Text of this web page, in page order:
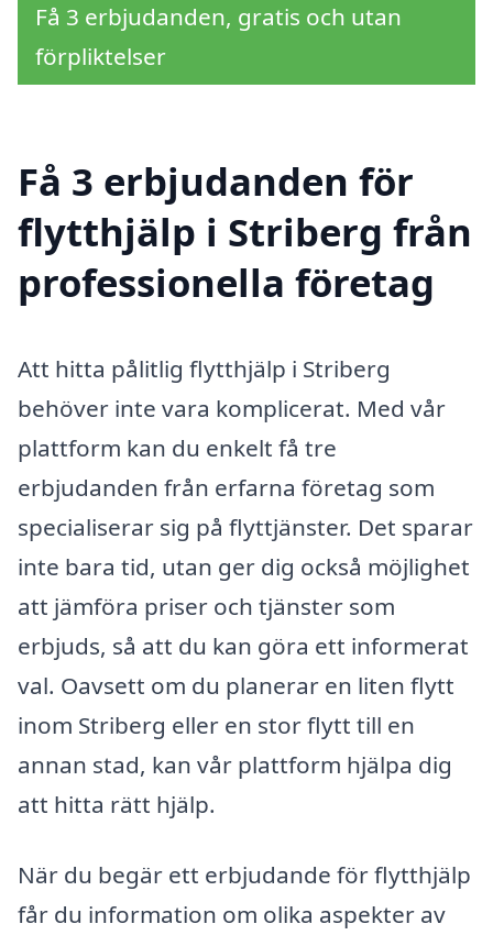
Få 3 erbjudanden, gratis och utan
förpliktelser
Få 3 erbjudanden för
flytthjälp i Striberg från
professionella företag
Att hitta pålitlig flytthjälp i Striberg
behöver inte vara komplicerat. Med vår
plattform kan du enkelt få tre
erbjudanden från erfarna företag som
specialiserar sig på flyttjänster. Det sparar
inte bara tid, utan ger dig också möjlighet
att jämföra priser och tjänster som
erbjuds, så att du kan göra ett informerat
val. Oavsett om du planerar en liten flytt
inom Striberg eller en stor flytt till en
annan stad, kan vår plattform hjälpa dig
att hitta rätt hjälp.
När du begär ett erbjudande för flytthjälp
får du information om olika aspekter av